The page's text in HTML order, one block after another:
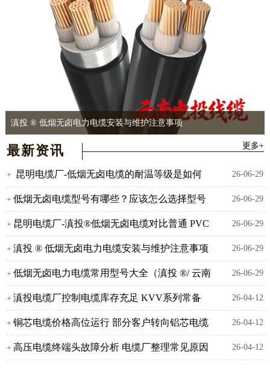
查
看 看
详
情
情
详
情
详
滇投 ® 低烟无卤电力电缆安装与维护注意事项
最新资讯 更多+
+ 昆明电缆厂-低烟无卤电缆的耐温等级是如何
划分的
26-06-29
+ 低烟无卤电缆型号有哪些？应该怎么选择型号
规格？
26-06-29
+ 昆明电缆厂-滇投®低烟无卤电缆对比普通 PVC
电缆核心优势
26-06-29
+ 滇投 ® 低烟无卤电力电缆安装与维护注意事项 26-06-29
+ 低烟无卤电力电缆常用型号大全（滇投 ®/ 云南
电投线缆・昆明电缆厂标准型号）
26-06-29
+ 滇投电缆厂控制电缆库存充足 KVV系列常备 26-04-12
+ 铜芯电缆价格高位运行 部分客户转向铝芯电缆 26-04-12
+ 高压电缆终端头故障分析 电缆厂整理常见原因 26-04-12